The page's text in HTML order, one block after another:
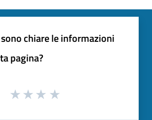
chiare le informazioni
pagina?